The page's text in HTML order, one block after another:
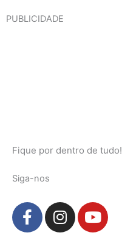
PUBLICIDADE
Fique por dentro de tudo!
Siga-nos
F
a
I
n
Y
o